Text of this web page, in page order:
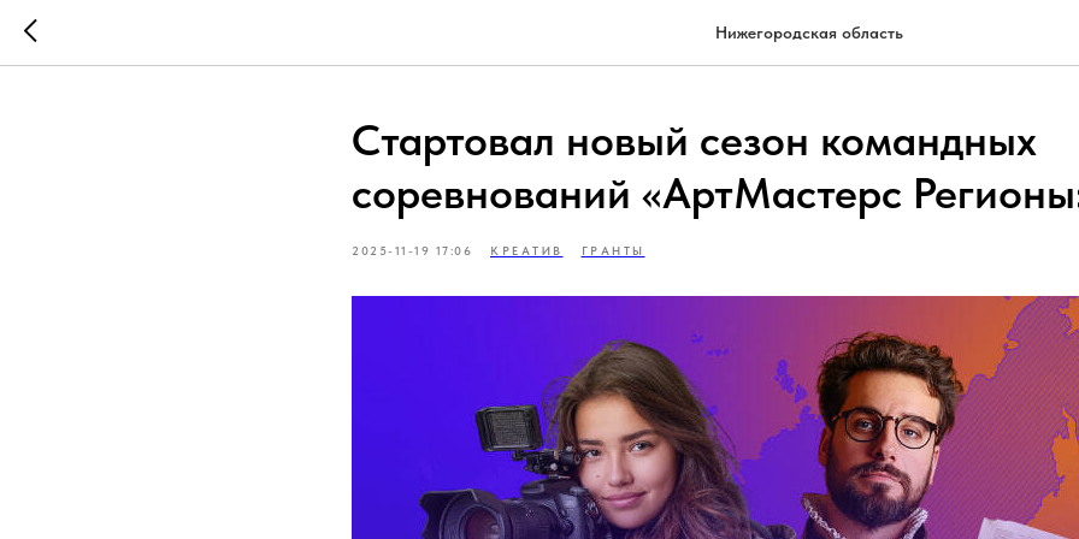
Нижегородская область
Стартовал новый сезон командных
соревнований «АртМастерс
2025-11-19 17:06 КРЕАТИВ ГРАНТЫ